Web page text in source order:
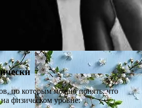
по которым можно понять, что
физическом уровне: